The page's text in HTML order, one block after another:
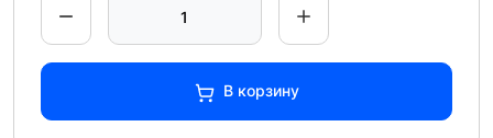
В корзину